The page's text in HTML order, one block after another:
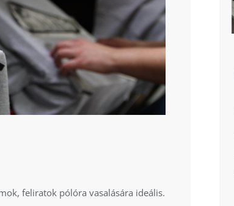
feliratok pólóra vasalására ideális.